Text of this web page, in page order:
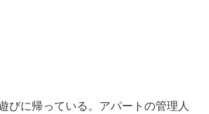
びに帰っている。アパートの管理人